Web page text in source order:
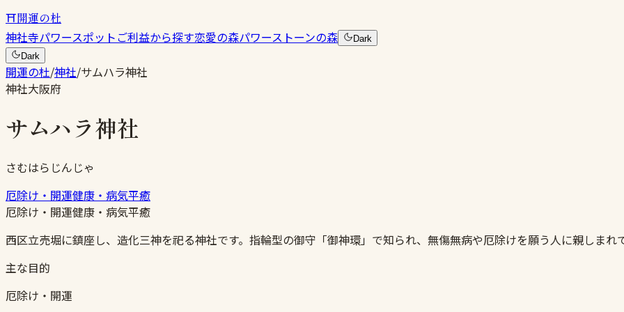
⛩開運の杜
神社寺パワースポットご利益から探す恋愛の森パワーストーンの森
Dark
Dark
開運の杜/神社/サムハラ神社
神社大阪府
サムハラ神社
さむはらじんじゃ
厄除け・開運健康・病気平癒
厄除け・開運健康・病気平癒
西区立売堀に鎮座し、造化三神を祀る神社です。指輪型の御守「御神環」で知られ、無傷無病や厄除けを願う人に親しまれ
主な目的
厄除け・開運